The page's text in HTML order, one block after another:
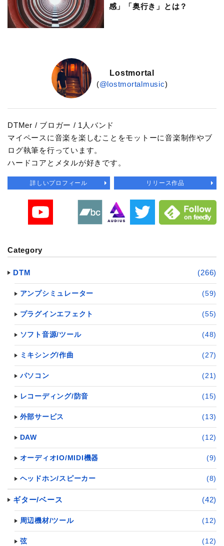
感」「奥行き」とは？
Lostmortal
(@lostmortalmusic)
DTMer / ブロガー / 1人バンド
マイペースに音楽を楽しむことをモットーに音楽制作やブ
ログ執筆を行っています。
ハードコアとメタルが好きです。
詳しいプロフィール リリース作品
Category
DTM (266)
アンプシミュレーター (59)
プラグインエフェクト (55)
ソフト音源/ツール (48)
ミキシング/作曲 (27)
パソコン (21)
レコーディング/防音 (15)
外部サービス (13)
DAW (12)
オーディオIO/MIDI機器 (9)
ヘッドホン/スピーカー (8)
ギター/ベース (42)
周辺機材/ツール (12)
弦 (12)